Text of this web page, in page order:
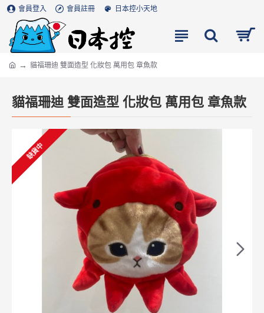
會員登入 會員註冊 日本控小天地
貓福珊迪 雙面造型 化妝包 萬用包 章魚款
貓福珊迪 雙面造型 化妝包 萬用包 章魚款
缺貨中